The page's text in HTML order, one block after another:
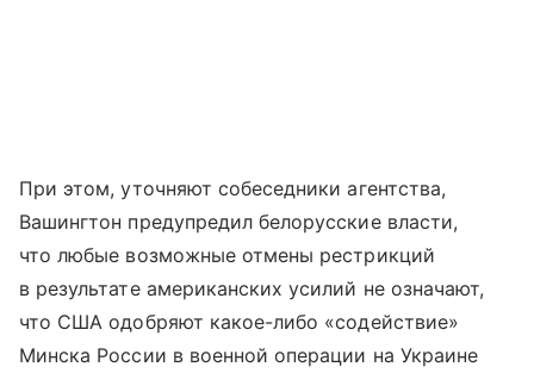
При этом, уточняют собеседники агентства,
Вашингтон предупредил белорусские власти,
что любые возможные отмены рестрикций
в результате американских усилий не означают,
что США одобряют какое-либо «содействие»
Минска России в военной операции на Украине